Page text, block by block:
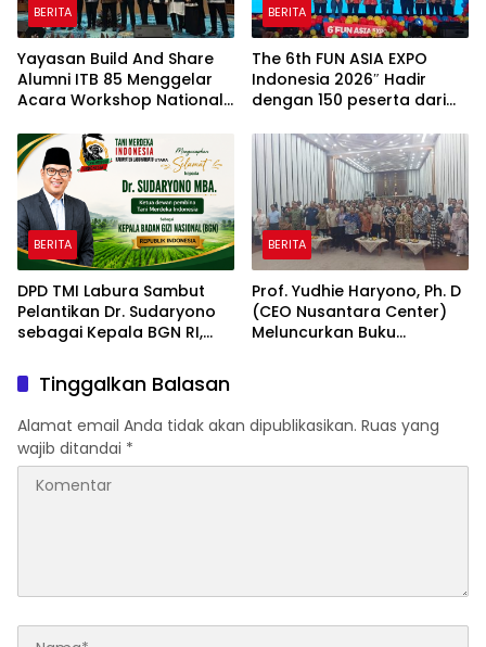
BERITA
Yayasan Build And Share
Alumni ITB 85 Menggelar
Acara Workshop National
2026 & Dibuka Resmi
Pramono Anung (Gubernur
DKI Jakarta)
BERITA
The 6th FUN ASIA EXPO
Indonesia 2026″ Hadir
dengan 150 peserta dari
Industri Taman Rekreasi
dan Ekosistem Pariwisata
di Tanah Air
BERITA
DPD TMI Labura Sambut
Pelantikan Dr. Sudaryono
sebagai Kepala BGN RI,
Ketahanan Pangan dan
Gizi Nasional
BERITA
Prof. Yudhie Haryono, Ph. D
(CEO Nusantara Center)
Meluncurkan Buku
Simposium Nasional
bertema “Urgensi Undang-
Tinggalkan Balasan
Alamat email Anda tidak akan dipublikasikan. Ruas yang
wajib ditandai *